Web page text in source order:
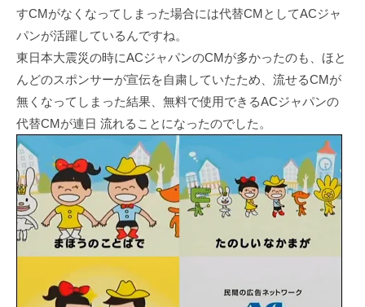
すCMがなくなってしまった場合には代替CMとしてACジャ
パンが活躍しているんですね。
東日本大震災の時にACジャパンのCMが多かったのも、ほと
んどのスポンサーが宣伝を自粛していたため、流せるCMが
無くなってしまった結果、無料で使用できるACジャパンの
代替CMが連日 流れることになったのでした。